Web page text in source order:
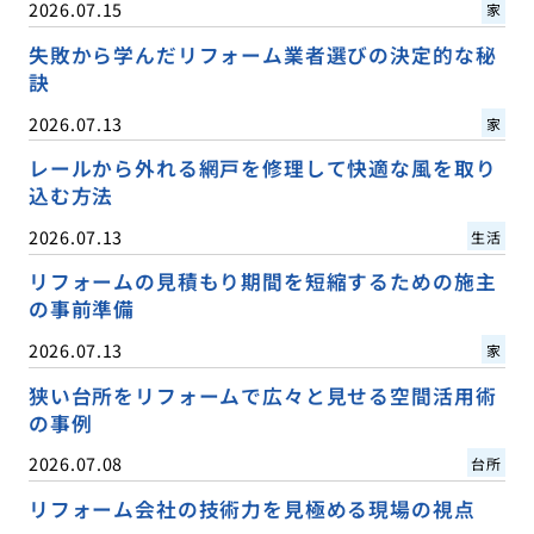
2026.07.15 家
失敗から学んだリフォーム業者選びの決定的な秘
訣
2026.07.13 家
レールから外れる網戸を修理して快適な風を取り
込む方法
2026.07.13 生活
リフォームの見積もり期間を短縮するための施主
の事前準備
2026.07.13 家
狭い台所をリフォームで広々と見せる空間活用術
の事例
2026.07.08 台所
リフォーム会社の技術力を見極める現場の視点